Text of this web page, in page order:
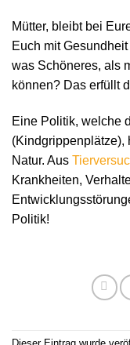
Mütter, bleibt bei
Euch mit
was Schöneres, als
können? Das erfüllt
Eine Politik, welche
(Kindgrippenplätze),
Natur. Aus
Krankheiten,
Politik!